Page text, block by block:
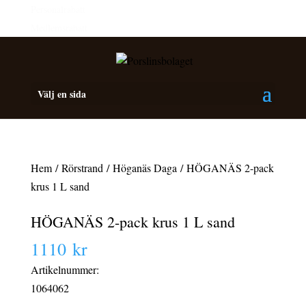
Välj en sida
Hem/Rörstrand /Höganäs Daga / HÖGANÄS 2-pack
krus 1 L sand
HÖGANÄS 2-pack krus 1 L sand
1110 kr
Artikelnummer:
1064062